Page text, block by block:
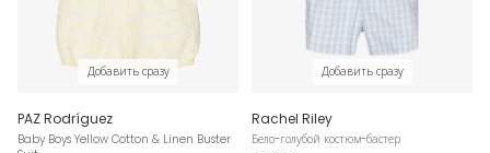
Добавить сразу
PAZ Rodríguez
Baby Boys Yellow Cotton & Linen Buster
Добавить сразу
Rachel Riley
Бело-голубой костюм-бастер